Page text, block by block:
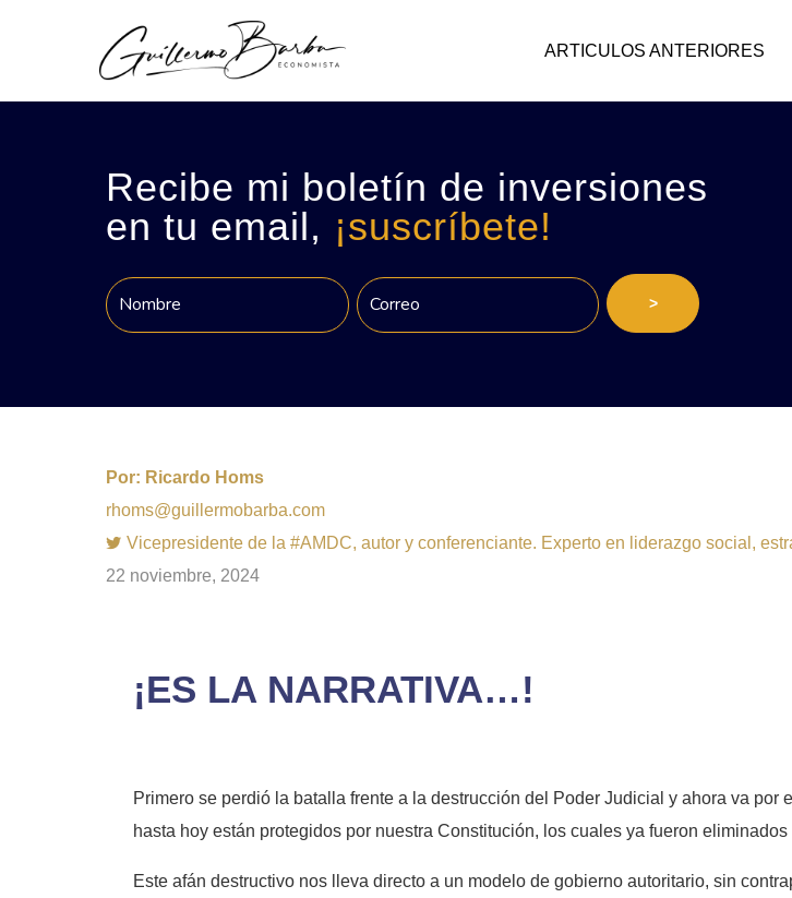
ARTICULOS ANTERIORES
Recibe mi boletín de inversiones
en tu email, ¡suscríbete!
>
Por: Ricardo Homs
rhoms@guillermobarba.com
Vicepresidente de la #AMDC, autor y conferenciante. Experto en liderazgo social,
22 noviembre, 2024
¡ES LA NARRATIVA…!
Primero se perdió la batalla frente a la destrucción del Poder Judicial y ahora va
hasta hoy están protegidos por nuestra Constitución, los cuales ya fueron
Este afán destructivo nos lleva directo a un modelo de gobierno autoritario, sin